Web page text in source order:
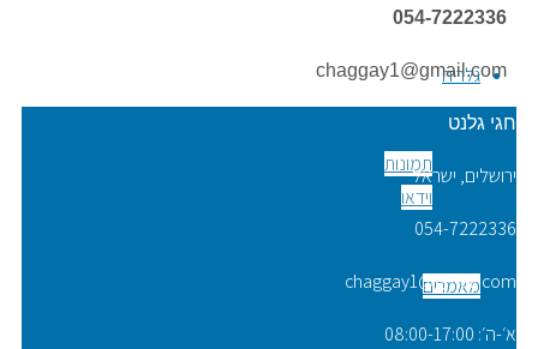
גלריה
תמונות
וידאו
מאמרים
054-7222336
chaggay1@gmail.com
חגי גלנט
ירושלים, ישראל
054-7222336
chaggay1@gmail.com
א׳-ה׳: 08:00-17:00